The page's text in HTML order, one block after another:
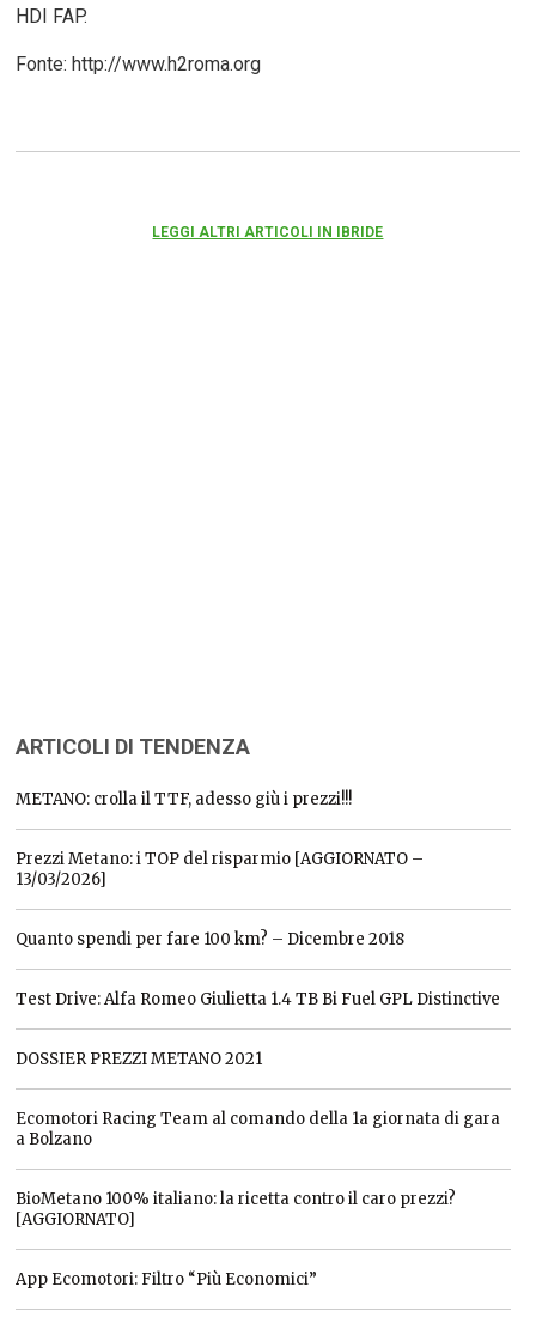
HDI FAP.
Fonte: http://www.h2roma.org
LEGGI ALTRI ARTICOLI IN IBRIDE
ARTICOLI DI TENDENZA
METANO: crolla il TTF, adesso giù i prezzi!!!
Prezzi Metano: i TOP del risparmio [AGGIORNATO –
13/03/2026]
Quanto spendi per fare 100 km? – Dicembre 2018
Test Drive: Alfa Romeo Giulietta 1.4 TB Bi Fuel GPL Distinctive
DOSSIER PREZZI METANO 2021
Ecomotori Racing Team al comando della 1a giornata di gara
a Bolzano
BioMetano 100% italiano: la ricetta contro il caro prezzi?
[AGGIORNATO]
App Ecomotori: Filtro “Più Economici”